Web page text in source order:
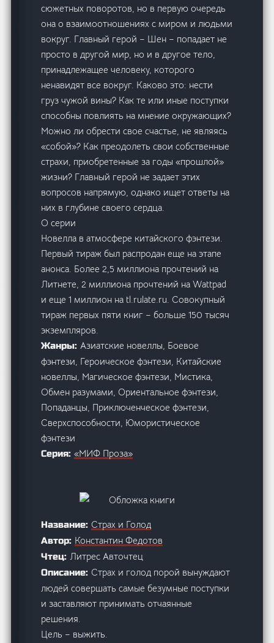
сюжетных поворотов, но в первую очередь
она о взаимоотношениях с миром и людьми
вокруг. Главный герой – Шен – попадает не
просто в другой мир, но и в другое тело,
принадлежащее человеку, которого
ненавидят все вокруг. Каково это: нести
груз чужой вины? Как те или иные поступки
способны повлиять на мнение окружающих?
Можно ли обрести свое счастье, не являясь
«собой»? Как преодолеть свои собственные
страхи, приобретенные за годы «прошлой»
жизни? Главный герой не задает этих
вопросов напрямую, однако ищет ответы на
них в глубине своего сердца.
О серии
Новелла в атмосфере китайского фэнтези.
Первый тираж был распродан еще на этапе
анонса. Более 2,5 миллиона прочтений на
Литнете, 2 миллиона прочтений на Wattpad
и еще 1 миллион на tl.rulate.ru. Совокупный
тираж первых пяти книг – больше 150 тысяч
экземпляров.
Жанры:Азиатские новеллы, Боевое
фэнтези, Героическое фэнтези, Китайские
новеллы, Магическое фэнтези, Мистика,
Обмен разумами, Ориентальное фэнтези,
Попаданцы, Приключенческое фэнтези,
Сверхспособности, Юмористическое
фэнтези
Серия:«МИФ Проза»
Название:Страх и Голод
Автор: Константин Федотов
Чтец:Литрес Авточтец
Описание:Страх и голод порой вынуждают
людей совершать самые безумные поступки
и заставляют принимать отчаянные
решения.
Цель – выжить.